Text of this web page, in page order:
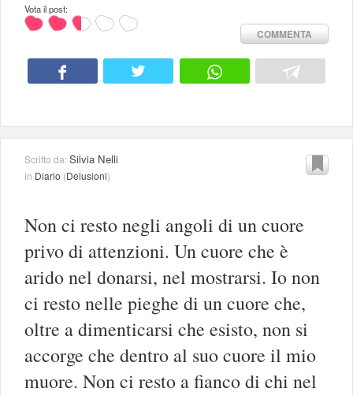
Vota il post:
COMMENTA
Scritto da:Silvia Nelli
in Diario (Delusioni)
Non ci resto negli angoli di un cuore
privo di attenzioni. Un cuore che è
arido nel donarsi, nel mostrarsi. Io non
ci resto nelle pieghe di un cuore che,
oltre a dimenticarsi che esisto, non si
accorge che dentro al suo cuore il mio
muore. Non ci resto a fianco di chi nel